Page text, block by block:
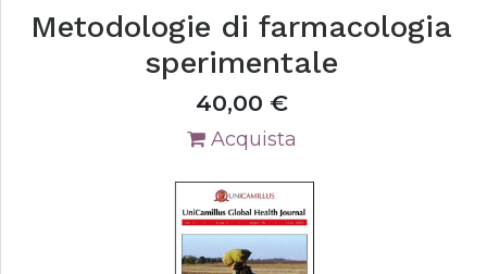
Metodologie di farmacologia
sperimentale
40,00 €
Acquista